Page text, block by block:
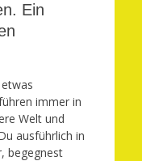
Ein
immer in
Welt und
ausführlich in
begegnest